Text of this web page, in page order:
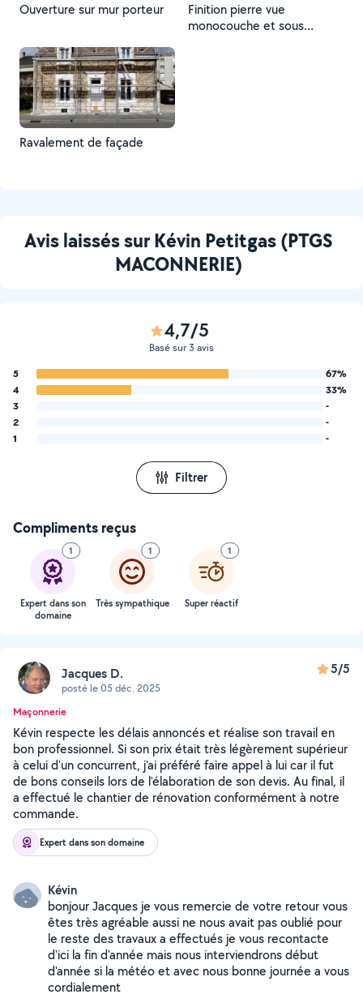
Ouverture sur mur porteur
Finition pierre vue
monocouche et sous
Ravalement de façade
Avis laissés sur Kévin Petitgas (PTGS
MACONNERIE)
4,7/5
Basé sur 3 avis
5
67%
4
33%
3
-
2
-
1
-
Filtrer
Compliments reçus
1
Expert dans son
domaine
1
Très sympathique
1
Super réactif
Jacques D.
posté le 05 déc. 2025
5/5
Maçonnerie
Kévin respecte les délais annoncés et réalise son travail en
bon professionnel. Si son prix était très légèrement supérieur
à celui d'un concurrent, j'ai préféré faire appel à lui car il fut
de bons conseils lors de l'élaboration de son devis. Au final, il
a effectué le chantier de rénovation conformément à notre
commande.
Expert dans son domaine
Kévin
bonjour Jacques je vous remercie de votre retour vous
êtes très agréable aussi ne nous avait pas oublié pour
le reste des travaux a effectués je vous recontacte
d'ici la fin d'année mais nous interviendrons début
d'année si la météo et avec nous bonne journée a vous
cordialement